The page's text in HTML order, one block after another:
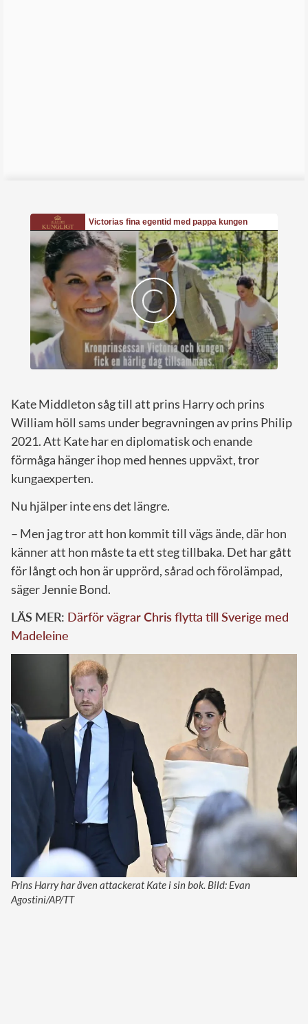
Kate Middleton såg till att prins Harry och prins
William höll sams under begravningen av prins Philip
2021. Att Kate har en diplomatisk och enande
förmåga hänger ihop med hennes uppväxt, tror
kungaexperten.
Nu hjälper inte ens det längre.
– Men jag tror att hon kommit till vägs ände, där hon
känner att hon måste ta ett steg tillbaka. Det har gått
för långt och hon är upprörd, sårad och förolämpad,
säger Jennie Bond.
LÄS MER: Därför vägrar Chris flytta till Sverige med
Madeleine
Prins Harry har även attackerat Kate i sin bok. Bild: Evan
Agostini/AP/TT